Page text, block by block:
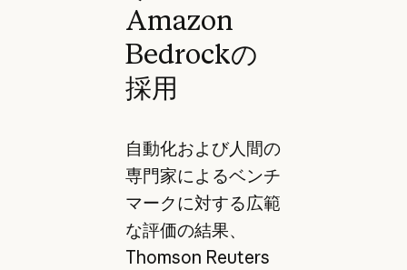
Amazon
Bedrockの
採用
自動化および人間の
専門家によるベンチ
マークに対する広範
な評価の結果、
Thomson Reuters